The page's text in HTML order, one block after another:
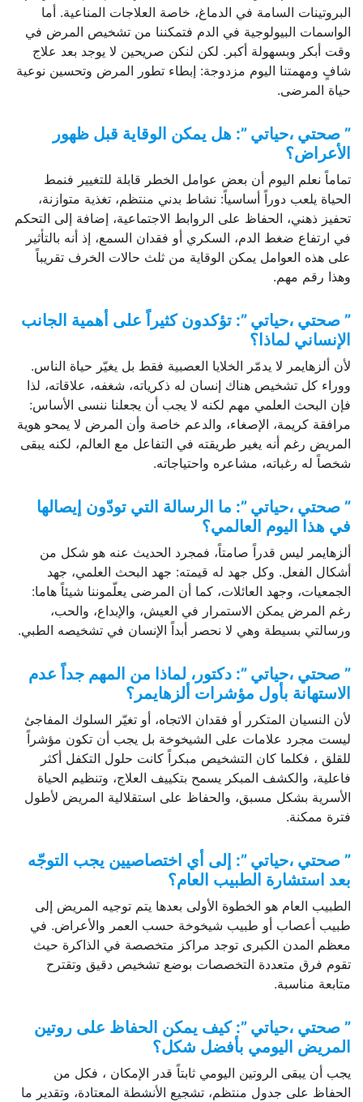
البروتينات السامة في الدماغ، خاصة العلاجات المناعية. أما
الواسمات البيولوجية في الدم فتمكننا من تشخيص المرض في
وقت أبكر وبسهولة أكبر. لكن لنكن صريحين لا يوجد بعد علاج
شافٍ ومهمتنا اليوم مزدوجة: إبطاء تطور المرض وتحسين نوعية
حياة المرضى.
” صحتي ،حياتي ”: هل يمكن الوقاية قبل ظهور
الأعراض؟
تماماً نعلم اليوم أن بعض عوامل الخطر قابلة للتغيير فنمط
الحياة يلعب دوراً أساسياً: نشاط بدني منتظم، تغذية متوازنة،
تحفيز ذهني، الحفاظ على الروابط الاجتماعية، إضافة إلى التحكم
في ارتفاع ضغط الدم، السكري أو فقدان السمع، إذ أنه بالتأثير
على هذه العوامل يمكن الوقاية من ثلث حالات الخرف تقريباً
وهذا رقم مهم.
” صحتي ،حياتي ”: تؤكدون كثيراً على أهمية الجانب
الإنساني لماذا؟
لأن ألزهايمر لا يدمّر الخلايا العصبية فقط بل يغيّر حياة الناس.
ووراء كل تشخيص هناك إنسان له ذكرياته، شغفه، علاقاته، لذا
فإن البحث العلمي مهم لكنه لا يجب أن يجعلنا ننسى الأساس:
مرافقة كريمة، الإصغاء، والدعم خاصة وأن المرض لا يمحو هوية
المريض رغم أنه يغير طريقته في التفاعل مع العالم، لكنه يبقى
شخصاً له رغباته، مشاعره واحتياجاته.
” صحتي ،حياتي ”: ما الرسالة التي تودّون إيصالها
في هذا اليوم العالمي؟
ألزهايمر ليس قدراً صامتاً، فمجرد الحديث عنه هو شكل من
أشكال الفعل. وكل جهد له قيمته: جهد البحث العلمي، جهد
الجمعيات، وجهد العائلات، كما أن المرضى يعلّموننا شيئاً هاما:
رغم المرض يمكن الاستمرار في العيش، والإبداع، والحب،
ورسالتي بسيطة وهي لا نحصر أبداً الإنسان في تشخيصه الطبي.
” صحتي ،حياتي ”: دكتور، لماذا من المهم جداً عدم
الاستهانة بأول مؤشرات ألزهايمر؟
لأن النسيان المتكرر أو فقدان الاتجاه، أو تغيّر السلوك المفاجئ
ليست مجرد علامات على الشيخوخة بل يجب أن تكون مؤشراً
للقلق ، فكلما كان التشخيص مبكراً كانت حلول التكفل أكثر
فاعلية، والكشف المبكر يسمح بتكييف العلاج، وتنظيم الحياة
الأسرية بشكل مسبق، والحفاظ على استقلالية المريض لأطول
فترة ممكنة.
” صحتي ،حياتي ”: إلى أي اختصاصيين يجب التوجّه
بعد استشارة الطبيب العام؟
الطبيب العام هو الخطوة الأولى بعدها يتم توجيه المريض إلى
طبيب أعصاب أو طبيب شيخوخة حسب العمر والأعراض. في
معظم المدن الكبرى توجد مراكز متخصصة في الذاكرة حيث
تقوم فرق متعددة التخصصات بوضع تشخيص دقيق وتقترح
متابعة مناسبة.
” صحتي ،حياتي ”: كيف يمكن الحفاظ على روتين
المريض اليومي بأفضل شكل؟
يجب أن يبقى الروتين اليومي ثابتاً قدر الإمكان ، فكل من
الحفاظ على جدول منتظم، تشجيع الأنشطة المعتادة، وتقدير ما